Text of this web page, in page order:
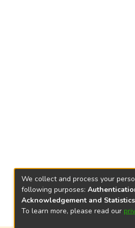
We collect and process your
following purposes:
Acknowledgement and Statistics
To learn more, please read our